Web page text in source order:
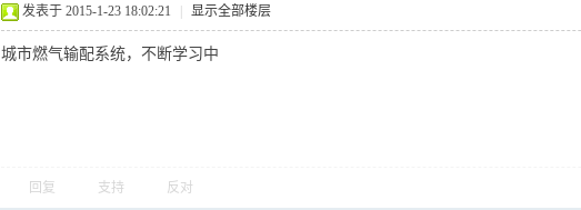
发表于 2015-1-23 18:02:21 显示全部楼层
城市燃气输配系统，不断学习中
回复 支持 反对